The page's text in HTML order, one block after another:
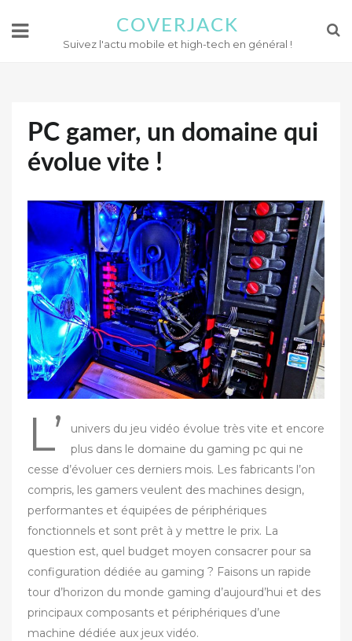
COVERJACK
Suivez l'actu mobile et high-tech en général !
PC gamer, un domaine qui
évolue vite !
L’
univers du jeu vidéo évolue très vite et encore
plus dans le domaine du gaming pc qui ne
cesse d’évoluer ces derniers mois. Les fabricants l’on
compris, les gamers veulent des machines design,
performantes et équipées de périphériques
fonctionnels et sont prêt à y mettre le prix. La
question est, quel budget moyen consacrer pour sa
configuration dédiée au gaming ? Faisons un rapide
tour d’horizon du monde gaming d’aujourd’hui et des
principaux composants et périphériques d’une
machine dédiée aux jeux vidéo.